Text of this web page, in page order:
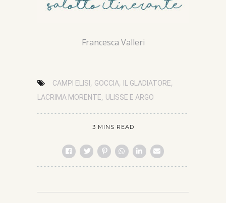
Francesca Valleri
CAMPI ELISI , GOCCIA, IL GLADIATORE,
LACRIMA MORENTE, ULISSE E ARGO
3 MINS READ